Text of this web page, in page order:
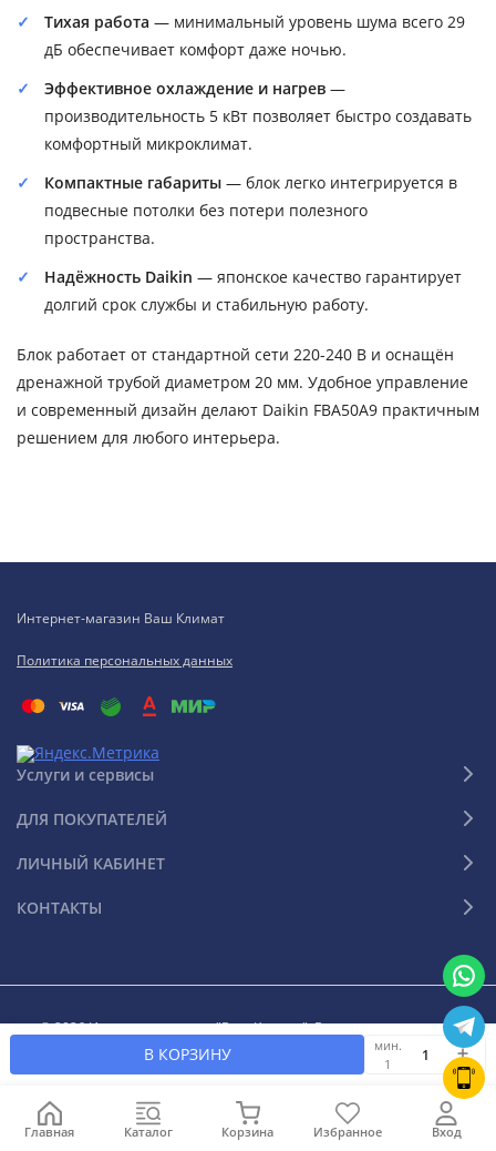
В КОРЗИНУ
мин.
1
Тихая работа — минимальный уровень шума всего 29
дБ обеспечивает комфорт даже ночью.
Эффективное охлаждение и нагрев —
производительность 5 кВт позволяет быстро создавать
комфортный микроклимат.
Компактные габариты — блок легко интегрируется в
подвесные потолки без потери полезного
пространства.
Надёжность Daikin — японское качество гарантирует
долгий срок службы и стабильную работу.
Блок работает от стандартной сети 220-240 В и оснащён
дренажной трубой диаметром 20 мм. Удобное управление
и современный дизайн делают Daikin FBA50A9 практичным
решением для любого интерьера.
Интернет-магазин Ваш Климат
Политика персональных данных
Услуги и сервисы
ДЛЯ ПОКУПАТЕЛЕЙ
ЛИЧНЫЙ КАБИНЕТ
КОНТАКТЫ
© 2026 Интернет-магазин "Ваш Климат". Все права защищены
Главная Каталог Корзина Избранное Вход